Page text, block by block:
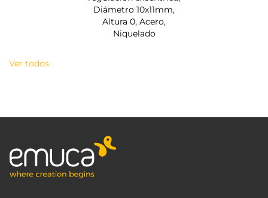
Diámetro 10x11mm,
Altura 0, Acero,
Niquelado
Ver todos